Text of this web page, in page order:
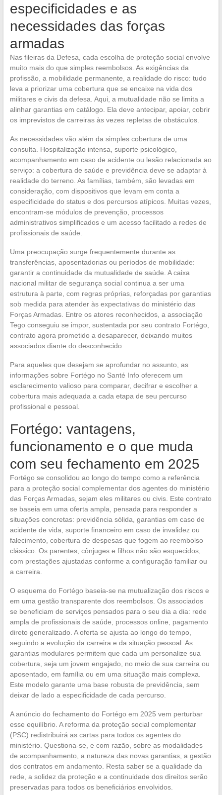
especificidades e as
necessidades das forças
armadas
Nas fileiras da Defesa, cada escolha de proteção social envolve
muito mais do que simples reembolsos. As exigências da
profissão, a mobilidade permanente, a realidade do risco: tudo
leva a priorizar uma cobertura que se encaixe na vida dos
militares e civis da defesa. Aqui, a mutualidade não se limita a
alinhar garantias em catálogo. Ela deve antecipar, apoiar, cobrir
os imprevistos de carreiras às vezes repletas de obstáculos.
As necessidades vão além da simples cobertura de uma
consulta. Hospitalização intensa, suporte psicológico,
acompanhamento em caso de acidente ou lesão relacionada ao
serviço: a cobertura de saúde e previdência deve se adaptar à
realidade do terreno. As famílias, também, são levadas em
consideração, com dispositivos que levam em conta a
especificidade do status e dos percursos atípicos. Muitas vezes,
encontram-se módulos de prevenção, processos
administrativos simplificados e um acesso facilitado a redes de
profissionais de saúde.
Uma preocupação surge frequentemente durante as
transferências, aposentadorias ou períodos de mobilidade:
garantir a continuidade da mutualidade de saúde. A caixa
nacional militar de segurança social continua a ser uma
estrutura à parte, com regras próprias, reforçadas por garantias
sob medida para atender às expectativas do ministério das
Forças Armadas. Entre os atores reconhecidos, a associação
Tego conseguiu se impor, sustentada por seu contrato Fortégo,
contrato agora prometido a desaparecer, deixando muitos
associados diante do desconhecido.
Para aqueles que desejam se aprofundar no assunto, as
informações sobre Fortégo no Santé Info oferecem um
esclarecimento valioso para comparar, decifrar e escolher a
cobertura mais adequada a cada etapa de seu percurso
profissional e pessoal.
Fortégo: vantagens,
funcionamento e o que muda
com seu fechamento em 2025
Fortégo se consolidou ao longo do tempo como a referência
para a proteção social complementar dos agentes do ministério
das Forças Armadas, sejam eles militares ou civis. Este contrato
se baseia em uma oferta ampla, pensada para responder a
situações concretas: previdência sólida, garantias em caso de
acidente de vida, suporte financeiro em caso de invalidez ou
falecimento, cobertura de despesas que fogem ao reembolso
clássico. Os parentes, cônjuges e filhos não são esquecidos,
com prestações ajustadas conforme a configuração familiar ou
a carreira.
O esquema do Fortégo baseia-se na mutualização dos riscos e
em uma gestão transparente dos reembolsos. Os associados
se beneficiam de serviços pensados para o seu dia a dia: rede
ampla de profissionais de saúde, processos online, pagamento
direto generalizado. A oferta se ajusta ao longo do tempo,
seguindo a evolução da carreira e da situação pessoal. As
garantias modulares permitem que cada um personalize sua
cobertura, seja um jovem engajado, no meio de sua carreira ou
aposentado, em família ou em uma situação mais complexa.
Este modelo garante uma base robusta de previdência, sem
deixar de lado a especificidade de cada percurso.
A anúncio do fechamento do Fortégo em 2025 vem perturbar
esse equilíbrio. A reforma da proteção social complementar
(PSC) redistribuirá as cartas para todos os agentes do
ministério. Questiona-se, e com razão, sobre as modalidades
de acompanhamento, a natureza das novas garantias, a gestão
dos contratos em andamento. Resta saber se a qualidade da
rede, a solidez da proteção e a continuidade dos direitos serão
preservadas para todos os beneficiários envolvidos.